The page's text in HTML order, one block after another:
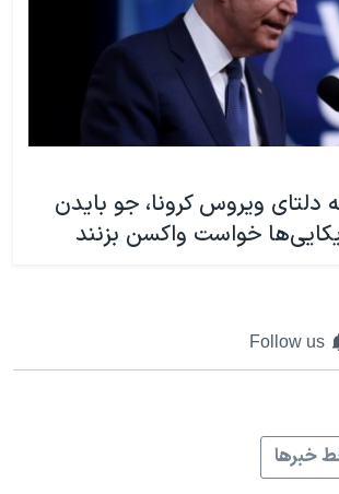
دلتای ویروس کرونا، جو بایدن
خواست واکسن بزنند
Follow us
خبرها